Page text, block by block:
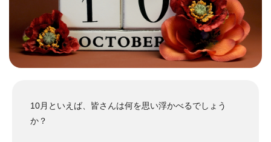
10月といえば、皆さんは何を思い浮かべるでしょう
か？